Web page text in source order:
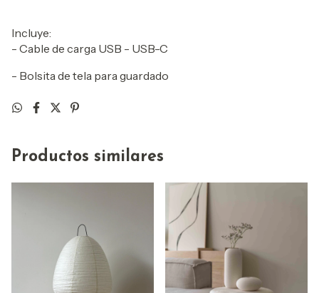
Incluye:
- Cable de carga USB - USB-C
- Bolsita de tela para guardado
Productos similares